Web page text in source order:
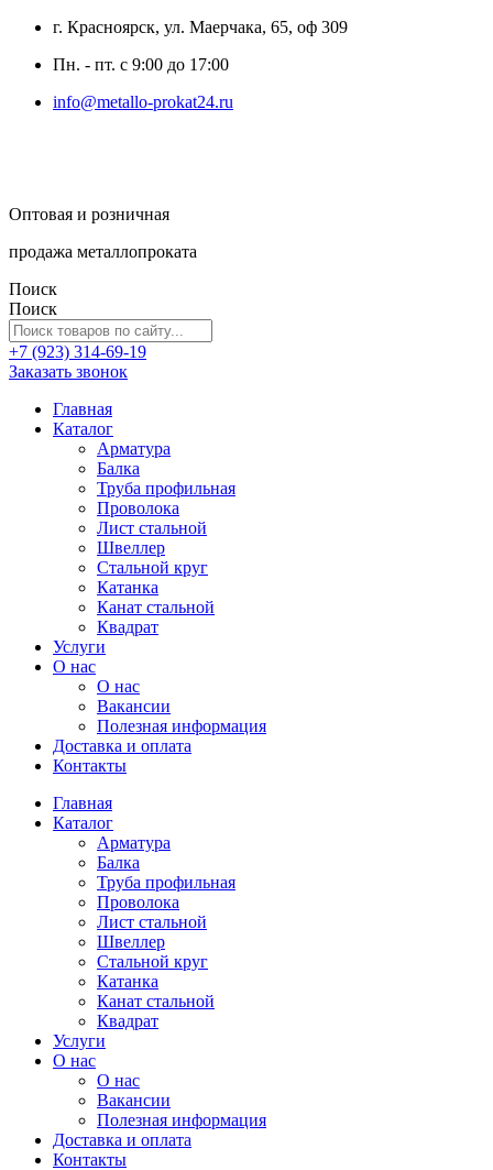
г. Красноярск, ул. Маерчака, 65, оф 309
Пн. - пт. с 9:00 до 17:00
info@metallo-prokat24.ru
Оптовая и розничная
продажа металлопроката
Поиск
Поиск
+7 (923) 314-69-19
Заказать звонок
Главная
Каталог
Арматура
Балка
Труба профильная
Проволока
Лист стальной
Швеллер
Стальной круг
Катанка
Канат стальной
Квадрат
Услуги
О нас
О нас
Вакансии
Полезная информация
Доставка и оплата
Контакты
Главная
Каталог
Арматура
Балка
Труба профильная
Проволока
Лист стальной
Швеллер
Стальной круг
Катанка
Канат стальной
Квадрат
Услуги
О нас
О нас
Вакансии
Полезная информация
Доставка и оплата
Контакты